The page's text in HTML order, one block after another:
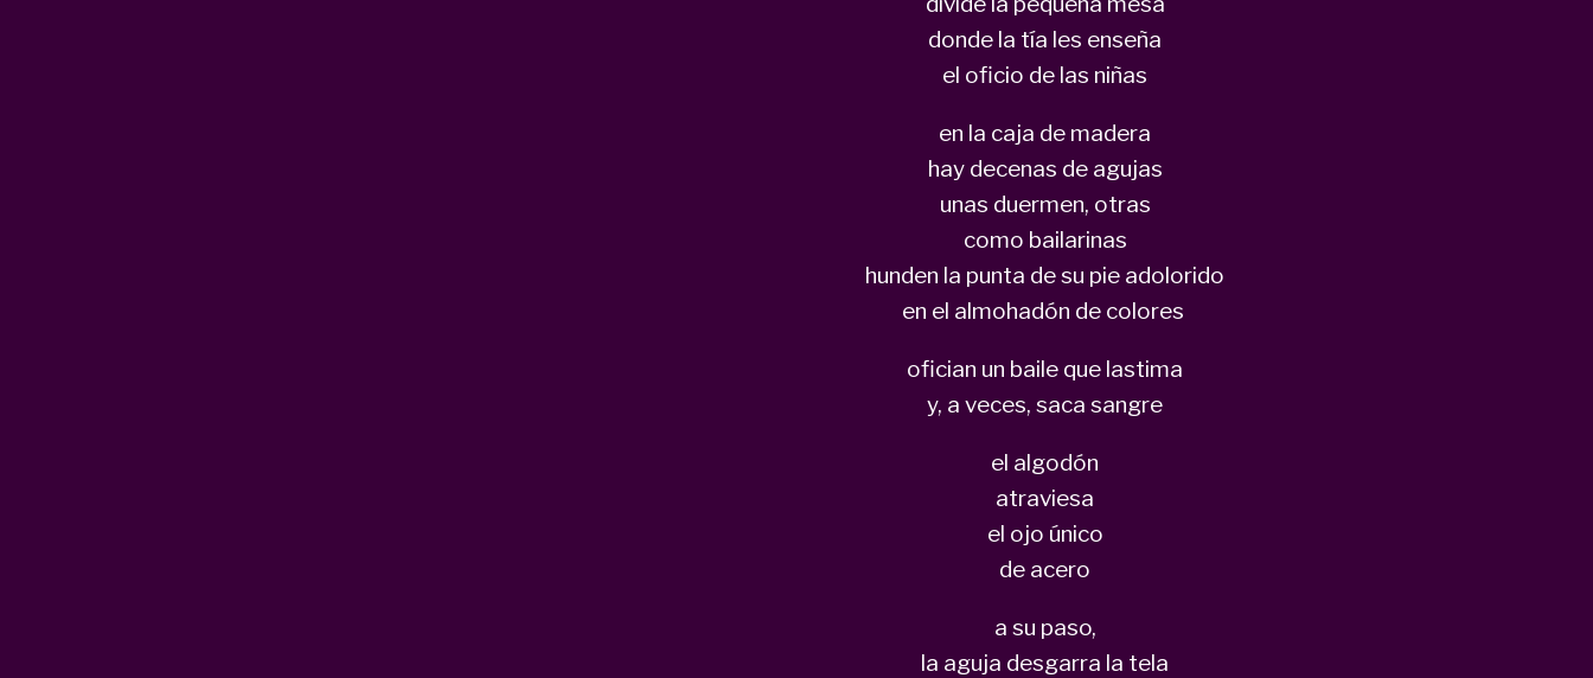
donde la tía les enseña
el oficio de las niñas
en la caja de madera
hay decenas de agujas
unas duermen, otras
como bailarinas
hunden la punta de su pie adolorido
en el almohadón de colores
ofician un baile que lastima
y, a veces, saca sangre
el algodón
atraviesa
el ojo único
de acero
a su paso,
la aguja desgarra la tela